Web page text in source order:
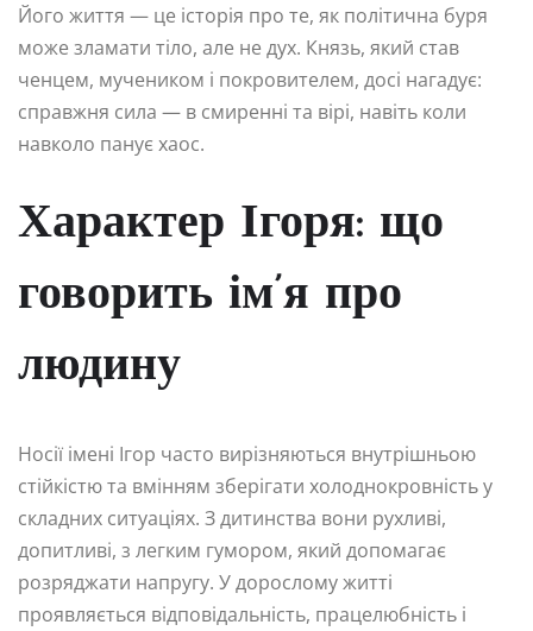
Його життя — це історія про те, як політична буря
може зламати тіло, але не дух. Князь, який став
ченцем, мучеником і покровителем, досі нагадує:
справжня сила — в смиренні та вірі, навіть коли
навколо панує хаос.
Характер Ігоря: що
говорить ім’я про
людину
Носії імені Ігор часто вирізняються внутрішньою
стійкістю та вмінням зберігати холоднокровність у
складних ситуаціях. З дитинства вони рухливі,
допитливі, з легким гумором, який допомагає
розряджати напругу. У дорослому житті
проявляється відповідальність, працелюбність і